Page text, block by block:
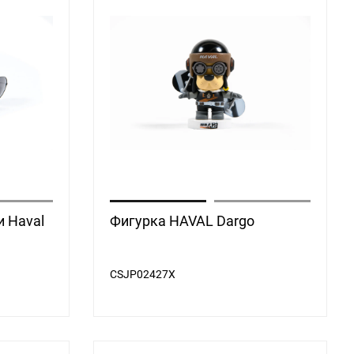
Haval Фигурка HAVAL Dargo
CSJP02427X